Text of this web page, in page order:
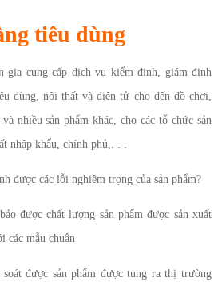
tiêu dùng
gia cung cấp dịch vụ kiểm định, giám định
dùng, nội thất và điện tử cho đến đồ chơi,
nhiều sản phẩm khác, cho các tổ chức sản
nhập khẩu, chính phủ,. . .
được các lỗi nghiêm trọng của sản phẩm?
được chất lượng sản phẩm được sản xuất
các mẫu chuẩn
được sản phẩm được tung ra thị trường